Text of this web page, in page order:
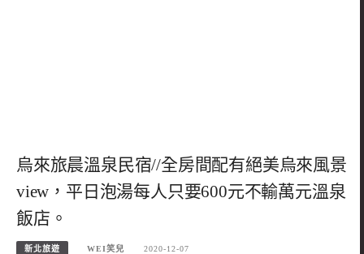
烏來旅晨溫泉民宿//全房間配有絕美烏來風景
view，平日泡湯每人只要600元不輸萬元溫泉
飯店。
新北旅遊 WEI笑兒 2020-12-07